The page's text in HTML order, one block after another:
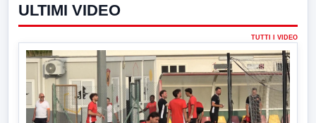
ULTIMI VIDEO
TUTTI I VIDEO